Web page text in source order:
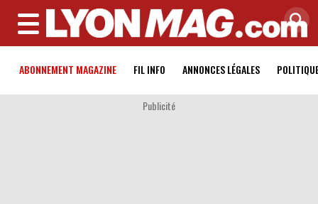
MENU
ABONNEMENT MAGAZINE FIL INFO ANNONCES LÉGALES
Publicité